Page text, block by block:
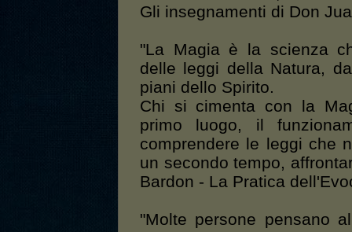
Gli insegnamenti di Don
"La Magia è la scienza
delle leggi della Natura,
piani dello Spirito.
Chi si cimenta con la
primo luogo, il
comprendere le leggi che
un secondo tempo,
Bardon - La Pratica
"Molte persone pensano